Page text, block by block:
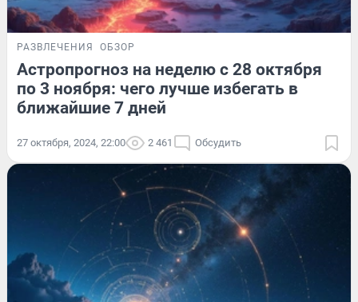
РАЗВЛЕЧЕНИЯ ОБЗОР
Астропрогноз на неделю с 28 октября
по 3 ноября: чего лучше избегать в
ближайшие 7 дней
27 октября, 2024, 22:00 2 461 Обсудить